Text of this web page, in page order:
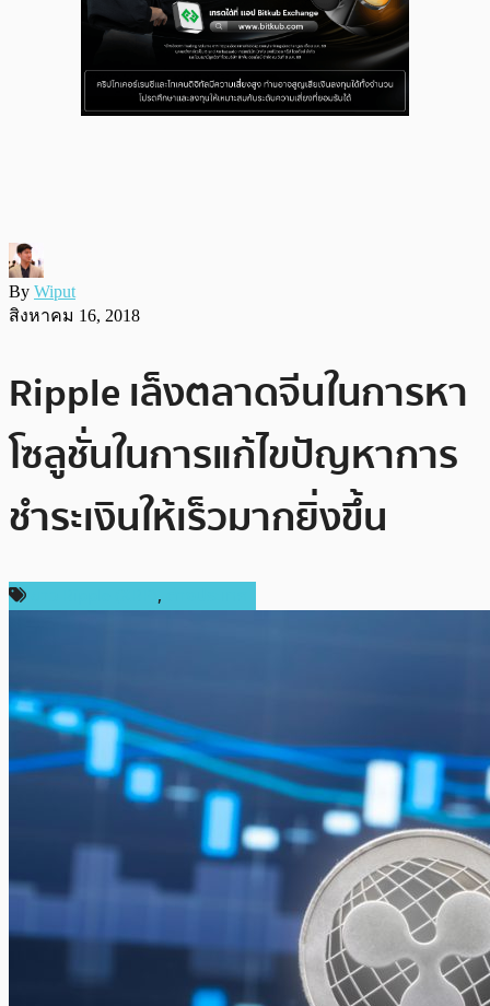
By Wiput
สิงหาคม 16, 2018
Ripple เล็งตลาดจีนในการหา
โซลูชั่นในการแก้ไขปัญหาการ
ชำระเงินให้เร็วมากยิ่งขึ้น
,